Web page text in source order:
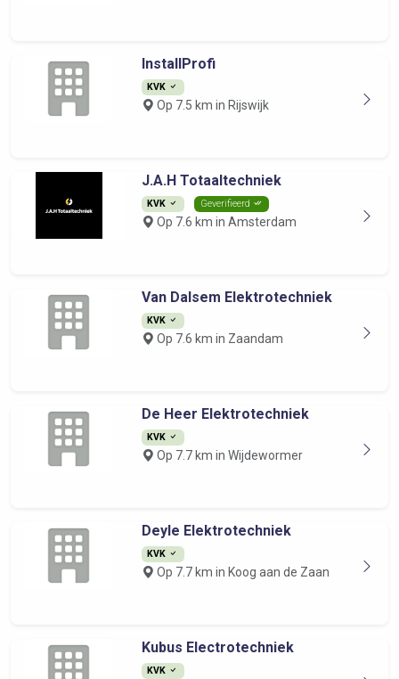
InstallProfi
KVK
Op 7.5 km in Rijswijk
J.A.H Totaaltechniek
KVK Geverifieerd
Op 7.6 km in Amsterdam
Van Dalsem Elektrotechniek
KVK
Op 7.6 km in Zaandam
De Heer Elektrotechniek
KVK
Op 7.7 km in Wijdewormer
Deyle Elektrotechniek
KVK
Op 7.7 km in Koog aan de Zaan
Kubus Electrotechniek
KVK